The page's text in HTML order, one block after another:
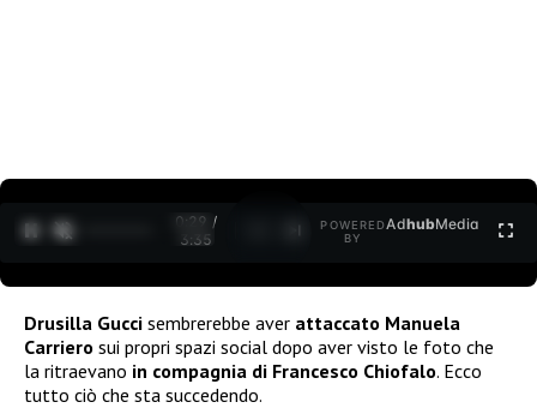
0:30 /
3:35
POWERED
BY
AdhubMedia
Drusilla Gucci sembrerebbe aver attaccato Manuela
Carriero sui propri spazi social dopo aver visto le foto che
la ritraevano in compagnia di Francesco Chiofalo. Ecco
tutto ciò che sta succedendo.